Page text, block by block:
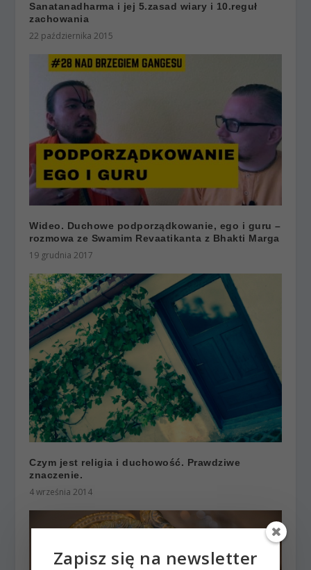
Sanatanadharma i jej 5.zasad wiary i 10.reguł
zachowania
22 października 2015
Wideo. Duchowe podporządkowanie, ego i guru –
rozmowa ze Swamim Revaatikanta z Bhakti Marga
19 grudnia 2017
Czym jest religia i duchowość. Prawdziwe
znaczenie.
4 września 2014
Zapisz się na newsletter